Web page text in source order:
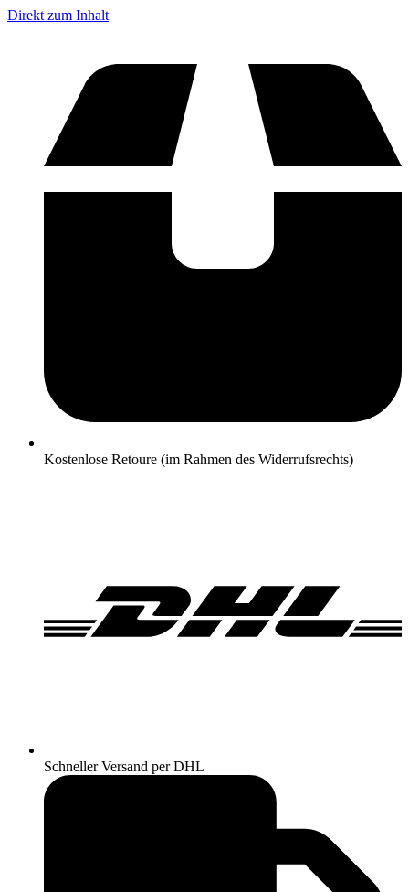
Direkt zum Inhalt
Kostenlose Retoure (im Rahmen des Widerrufsrechts)
Schneller Versand per DHL